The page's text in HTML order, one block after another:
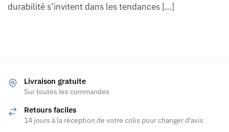
durabilité s’invitent dans les tendances […]
Livraison gratuite
Sur toutes les commandes
Retours faciles
14 jours à la réception de votre colis pour changer d'avis